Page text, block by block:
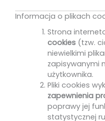
Informacja o plikach
Strona
cookies(tzw.
niewielkimi
zapisywanymi
użytkownika.
Pliki cookies
zapewnienia
poprawy jej
statystycznej